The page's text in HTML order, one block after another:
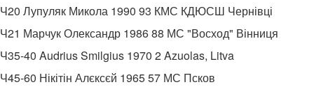
Ч20 Лупуляк Микола 1990 93 КМС КДЮСШ Чернівці
Ч21 Марчук Олександр 1986 88 МС "Восход" Вінниця
Ч35-40 Audrius Smilgius 1970 2 Azuolas, Litva
Ч45-60 Нікітін Алєксєй 1965 57 МС Псков